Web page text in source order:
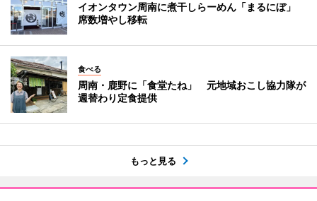
イオンタウン周南に煮干しらーめん「まるにぼ」
席数増やし移転
食べる
周南・鹿野に「食堂たね」 元地域おこし協力隊が
週替わり定食提供
もっと見る